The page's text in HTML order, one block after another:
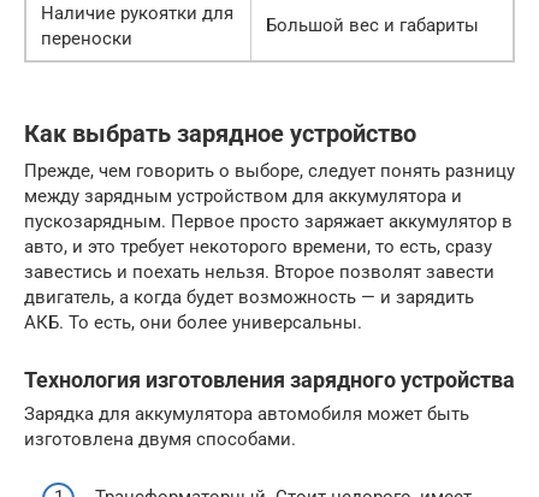
Наличие рукоятки для
переноски
Большой вес и габариты
Как выбрать зарядное устройство
Прежде, чем говорить о выборе, следует понять разницу
между зарядным устройством для аккумулятора и
пускозарядным. Первое просто заряжает аккумулятор в
авто, и это требует некоторого времени, то есть, сразу
завестись и поехать нельзя. Второе позволят завести
двигатель, а когда будет возможность — и зарядить
АКБ. То есть, они более универсальны.
Технология изготовления зарядного устройства
Зарядка для аккумулятора автомобиля может быть
изготовлена двумя способами.